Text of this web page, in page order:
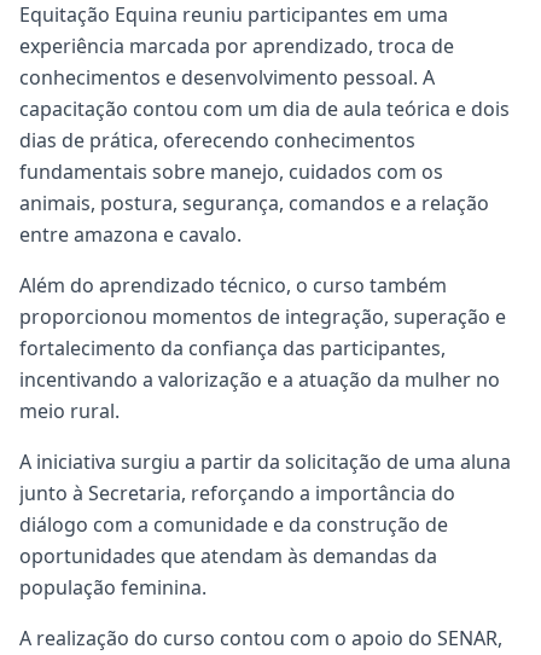
Equitação Equina reuniu participantes em uma
experiência marcada por aprendizado, troca de
conhecimentos e desenvolvimento pessoal. A
capacitação contou com um dia de aula teórica e dois
dias de prática, oferecendo conhecimentos
fundamentais sobre manejo, cuidados com os
animais, postura, segurança, comandos e a relação
entre amazona e cavalo.
Além do aprendizado técnico, o curso também
proporcionou momentos de integração, superação e
fortalecimento da confiança das participantes,
incentivando a valorização e a atuação da mulher no
meio rural.
A iniciativa surgiu a partir da solicitação de uma aluna
junto à Secretaria, reforçando a importância do
diálogo com a comunidade e da construção de
oportunidades que atendam às demandas da
população feminina.
A realização do curso contou com o apoio do SENAR,